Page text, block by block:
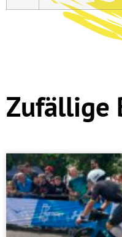
Zufällige